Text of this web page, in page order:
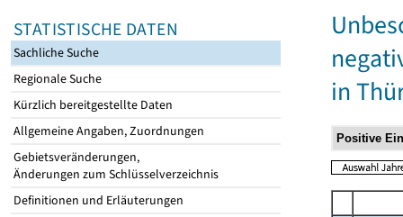
STATISTISCHE DATEN
Sachliche Suche
Regionale Suche
Kürzlich bereitgestellte Daten
Allgemeine Angaben, Zuordnungen
Gebietsveränderungen,
Änderungen zum Schlüsselverzeichnis
Definitionen und Erläuterungen
in